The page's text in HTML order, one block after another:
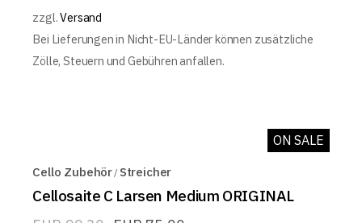
zzgl.Versand
Bei Lieferungen in Nicht-EU-Länder können zusätzliche
Zölle, Steuern und Gebühren anfallen.
ON SALE
Cello Zubehör Streicher
Cellosaite C Larsen Medium ORIGINAL